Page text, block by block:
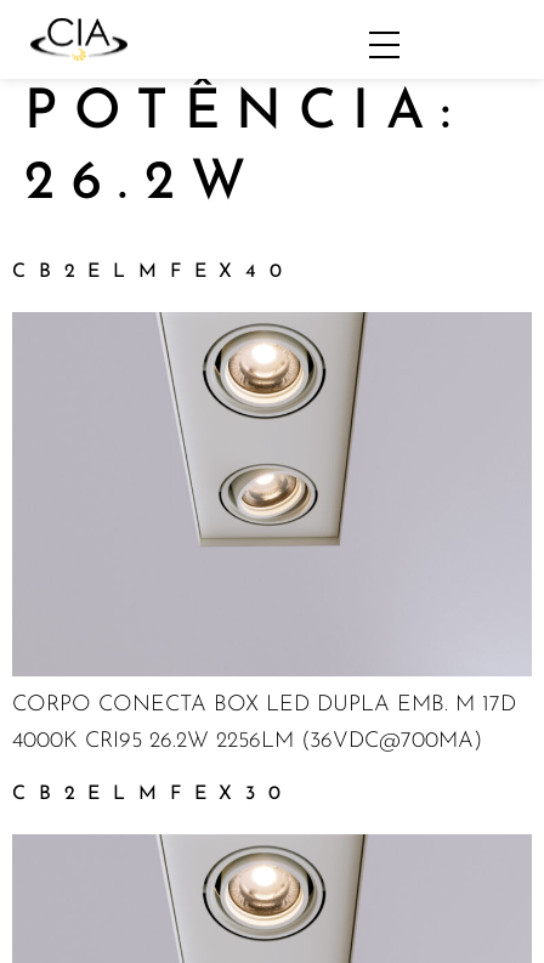
POTÊNCIA:
26.2W
CB2ELMFEX40
CORPO CONECTA BOX LED DUPLA EMB. M 17D
4000K CRI95 26.2W 2256LM (36VDC@700MA)
CB2ELMFEX30